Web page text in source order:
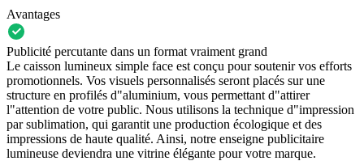
Avantages
Publicité percutante dans un format vraiment grand
Le caisson lumineux simple face est conçu pour soutenir vos efforts
promotionnels. Vos visuels personnalisés seront placés sur une
structure en profilés d"aluminium, vous permettant d"attirer
l"attention de votre public. Nous utilisons la technique d"impression
par sublimation, qui garantit une production écologique et des
impressions de haute qualité. Ainsi, notre enseigne publicitaire
lumineuse deviendra une vitrine élégante pour votre marque.